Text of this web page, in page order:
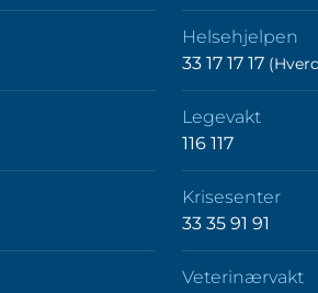
Helsehjelpen
33 17 17 17
Legevakt
116 117
Krisesenter
33 35 91 91
Veterinærvakt